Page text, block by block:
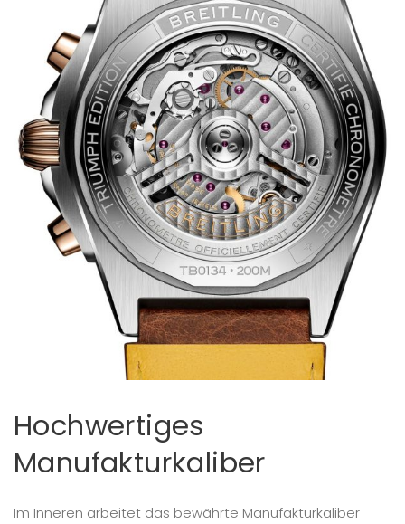
Hochwertiges
Manufakturkaliber
Im Inneren arbeitet das bewährte Manufakturkaliber